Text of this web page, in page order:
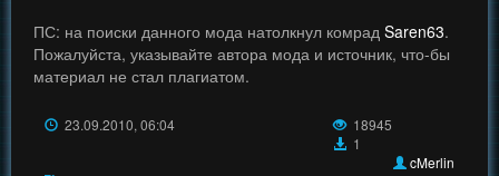
ПС: на поиски данного мода натолкнул комрад Saren63.
Пожалуйста, указывайте автора мода и источник, что-бы
материал не стал плагиатом.
23.09.2010, 06:04
18945
1
cMerlin